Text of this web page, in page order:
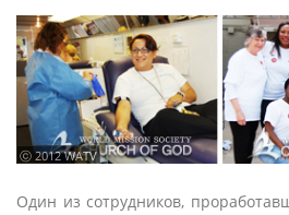
ⓒ 2012 WATV
Один из сотрудников,